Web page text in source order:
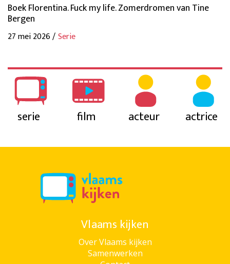
Boek Florentina. Fuck my life. Zomerdromen van Tine
Bergen
27 mei 2026 /Serie
serie film acteur actrice
Vlaams kijken
Over Vlaams kijken
Samenwerken